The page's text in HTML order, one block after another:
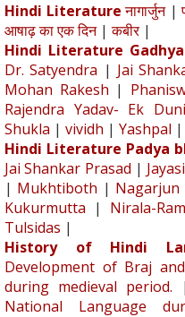
Hindi Literature नागार्जुन|
आषाढ़ का एक दिन|कबीर|
Hindi Literature
Dr. Satyendra | Jai
Mohan Rakesh |
Rajendra Yadav- Ek
Shukla | vividh | Yashpal |
Hindi Literature Padya
Jai Shankar Prasad | Jayasi
| Mukhtiboth | Nagarjun
Kukurmutta | Nirala-
Tulsidas |
History of Hindi
Development of Braj
during medieval period.
National Language